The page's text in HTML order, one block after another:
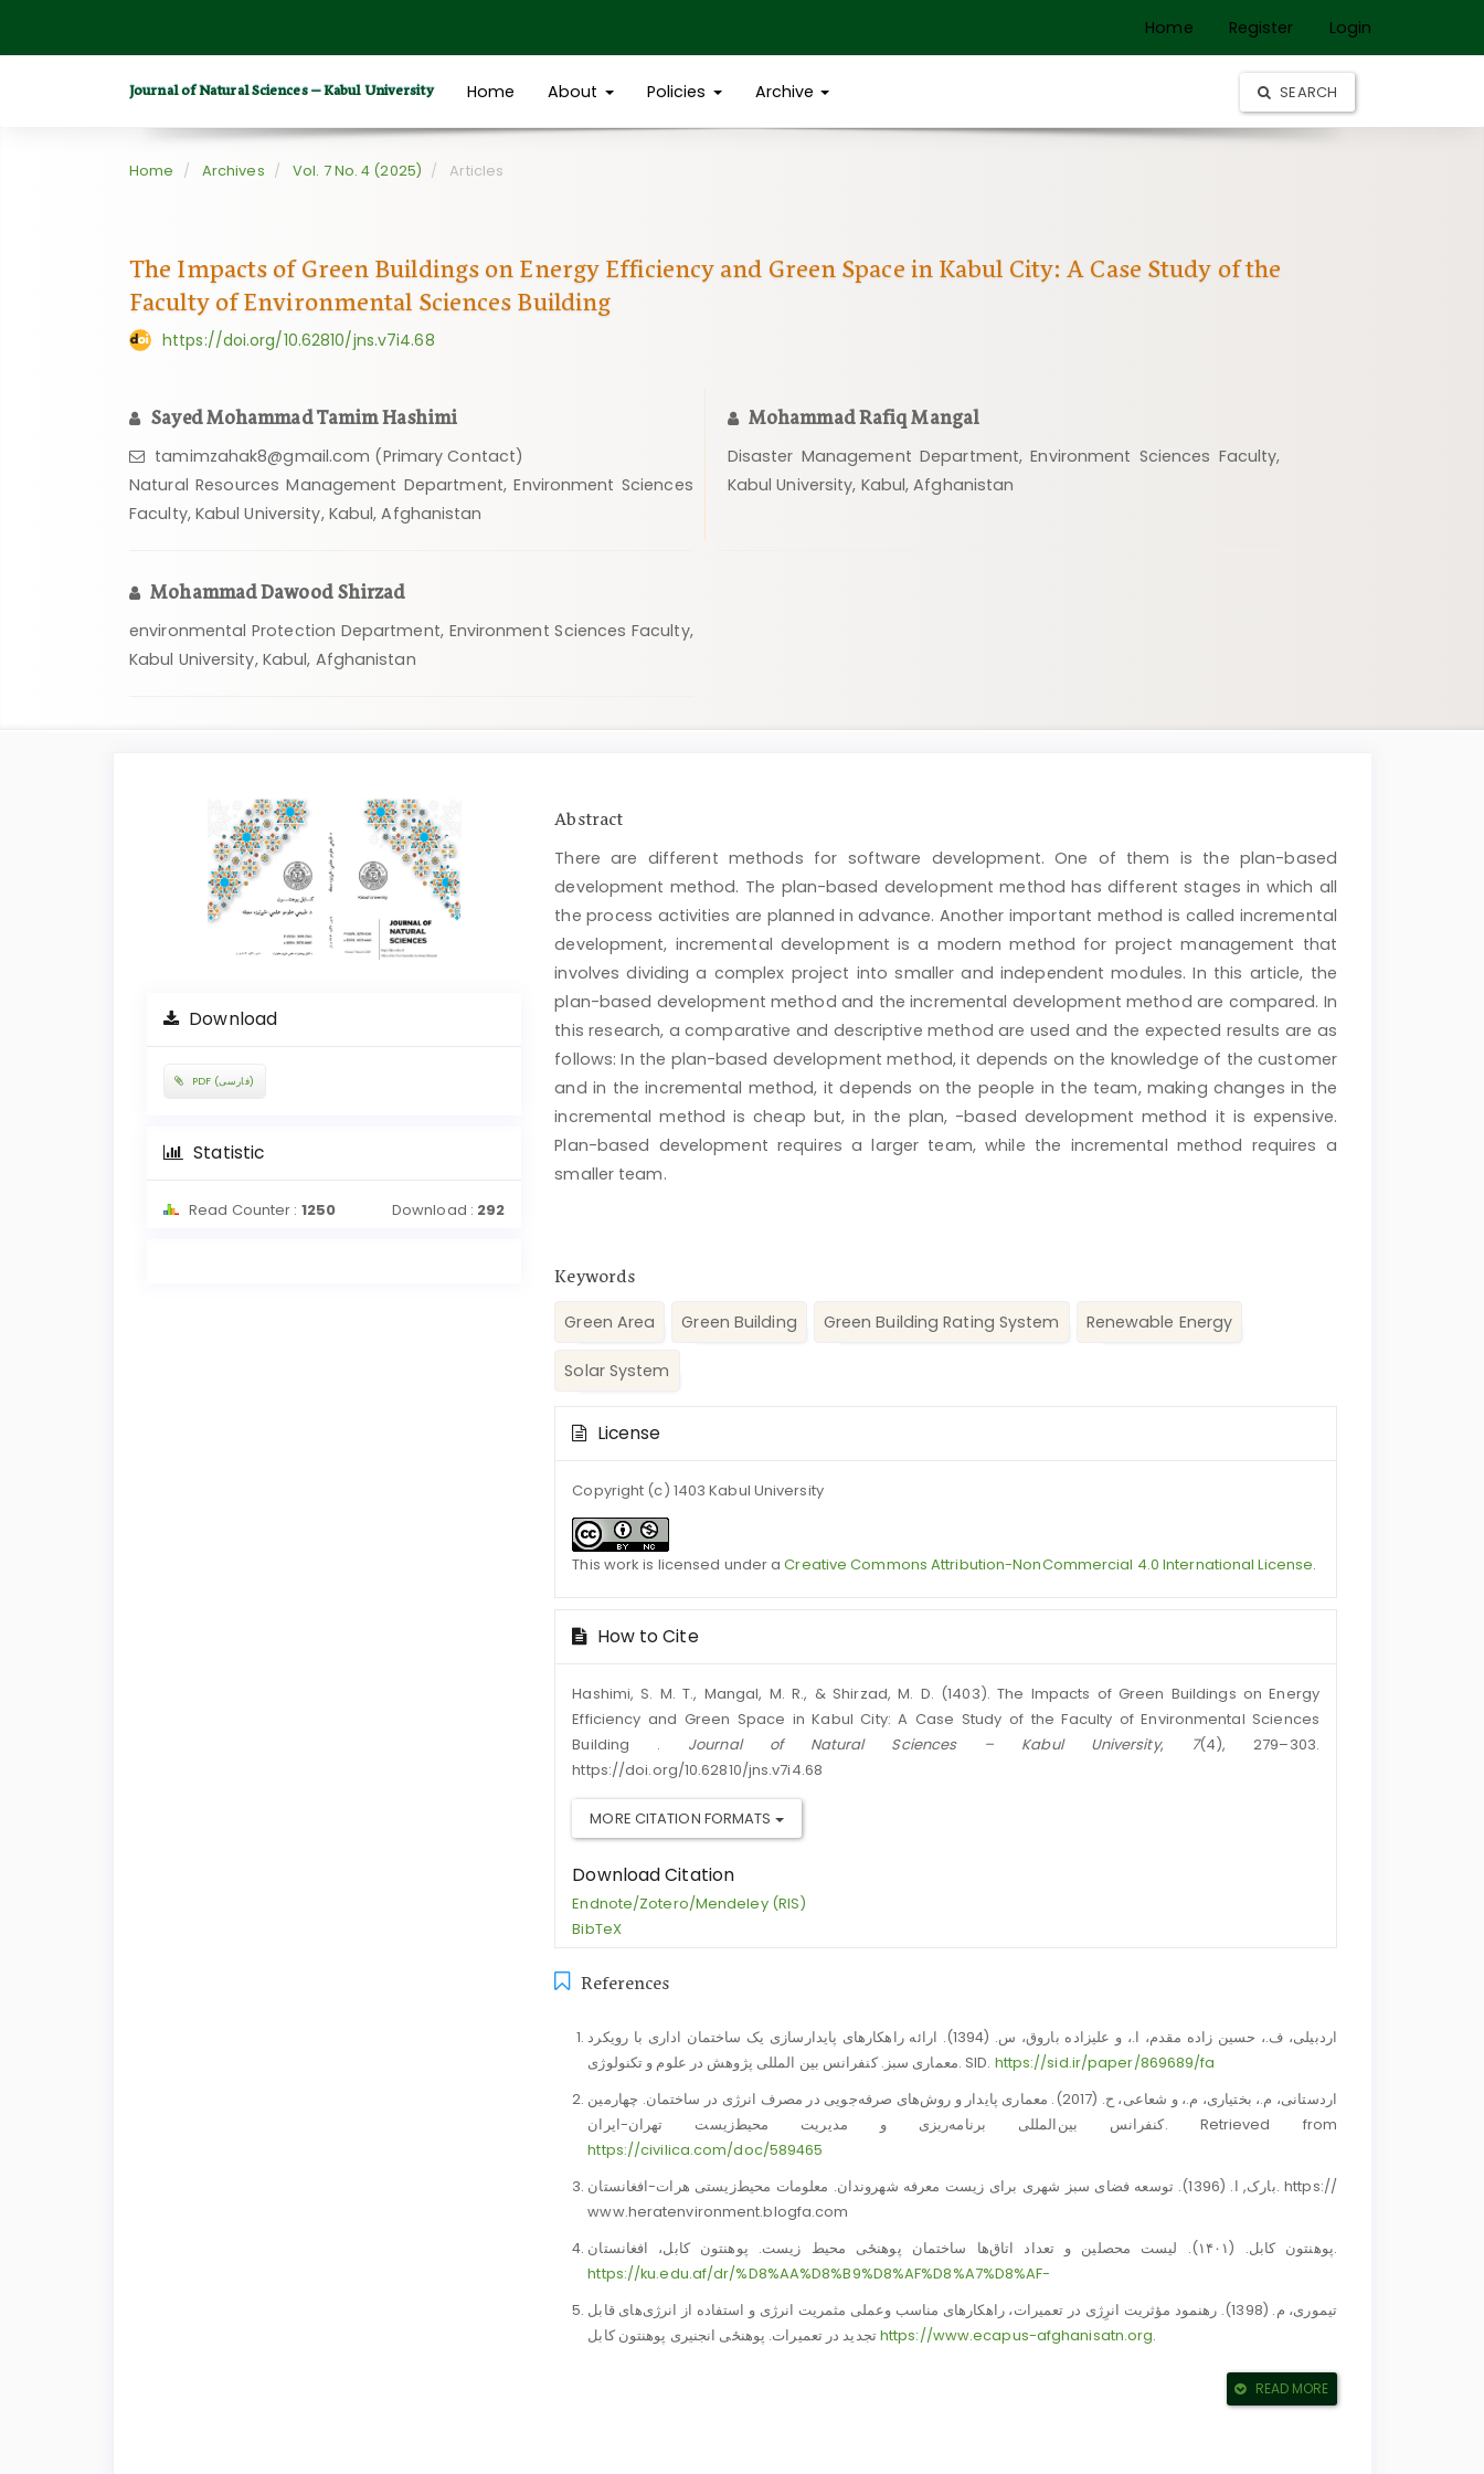
Home Register Login
Journal of Natural Sciences – Kabul University Home About Policies Archive SEARCH
Home Archives Vol. 7 No. 4 (2025) Articles
The Impacts of Green Buildings on Energy Efficiency and Green Space in Kabul City: A Case Study of the
Faculty of Environmental Sciences Building
https://doi.org/10.62810/jns.v7i4.68
Sayed Mohammad Tamim Hashimi
tamimzahak8@gmail.com (Primary Contact)
Natural Resources Management Department, Environment Sciences
Faculty, Kabul University, Kabul, Afghanistan
Mohammad Rafiq Mangal
Disaster Management Department, Environment Sciences Faculty,
Kabul University, Kabul, Afghanistan
Mohammad Dawood Shirzad
environmental Protection Department, Environment Sciences Faculty,
Kabul University, Kabul, Afghanistan
Download
PDF (فارسی)
Statistic
Read Counter : 1250 Download : 292
Main
Article
Content
Abstract
There are different methods for software development. One of them is the plan-based
development method. The plan-based development method has different stages in which all
the process activities are planned in advance. Another important method is called incremental
development, incremental development is a modern method for project management that
involves dividing a complex project into smaller and independent modules. In this article, the
plan-based development method and the incremental development method are compared. In
this research, a comparative and descriptive method are used and the expected results are as
follows: In the plan-based development method, it depends on the knowledge of the customer
and in the incremental method, it depends on the people in the team, making changes in the
incremental method is cheap but, in the plan, -based development method it is expensive.
Plan-based development requires a larger team, while the incremental method requires a
smaller team.
Keywords
Green Area Green Building Green Building Rating System Renewable Energy
Solar System
Article
DetailsLicense
Copyright (c) 1403 Kabul University
This work is licensed under aCreative Commons Attribution-NonCommercial 4.0 International License.
How to Cite
Hashimi, S. M. T., Mangal, M. R., & Shirzad, M. D. (1403). The Impacts of Green Buildings on Energy
Efficiency and Green Space in Kabul City: A Case Study of the Faculty of Environmental Sciences
Building . Journal of Natural Sciences – Kabul University, 7(4), 279–303.
https://doi.org/10.62810/jns.v7i4.68
MORE CITATION FORMATS
Download Citation
Endnote/Zotero/Mendeley (RIS)
BibTeX
References
اردبیلی، ف.، حسین زاده مقدم، ا.، و علیزاده باروق، س. (1394). ارائه راهکارهای پایدارسازی یک ساختمان اداری با رویکرد
معماری سبز. کنفرانس بین المللی پژوهش در علوم و تکنولوژی. SID. https://sid.ir/paper/869689/fa
اردستانی، م.، بختیاری، م.، و شعاعی، ح. (2017). معماری پایدار و روش‌های صرفه‌جویی در مصرف انرژی در ساختمان. چهارمین
کنفرانس بین‌المللی برنامه‌ریزی و مدیریت محیط‌زیست تهران-ایران. Retrieved from
https://civilica.com/doc/589465
بارک, ا. (1396). توسعه فضای سبز شهری برای زیست معرفه شهروندان. معلومات محیط‌زیستی هرات-افغانستان. https://
www.heratenvironment.blogfa.com
پوهنتون کابل. (۱۴۰۱). لیست محصلین و تعداد اتاق‌ها ساختمان پوهنځی محیط زیست. پوهنتون کابل، افغانستان.
https://ku.edu.af/dr/%D8%AA%D8%B9%D8%AF%D8%A7%D8%AF-
تیموری، م. (1398). رهنمود مؤثریت انرِژی در تعمیرات، راهکار‌های مناسب وعملی مثمریت انرژی و استفاده از انرژی‌های قابل
تجدید در تعمیرات. پوهنځی انجنیری پوهنتون کابلhttps://www.ecapus-afghanisatn.org.
READ MORE